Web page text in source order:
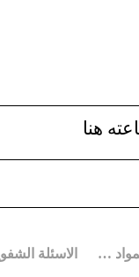
هنا
قوائم المترشحين لمسابقة الأساتذة 2015 جميع المواد و جميع الأطوار مديرية التربية لولاية معسكر الاسئلة